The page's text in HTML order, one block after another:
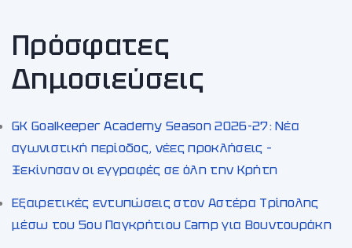
Πρόσφατες
Δημοσιεύσεις
GK Goalkeeper Academy Season 2026-27: Νέα
αγωνιστική περίοδος, νέες προκλήσεις –
Ξεκίνησαν οι εγγραφές σε όλη την Κρήτη
Εξαιρετικές εντυπώσεις στον Αστέρα Τρίπολης
μέσω του 5ου Παγκρήτιου Camp για Βουντουράκη